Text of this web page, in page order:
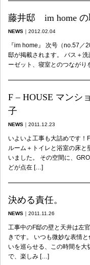
藤井邸 im home の
NEWS ｜ 2012.02.04
『im home』 次号（no.57
邸が掲載されます。 バス＋
ーゼット、寝室とのつなが
F – HOUSE マンシ
子
NEWS ｜ 2011.12.23
いよいよ工事も大詰めです！
ルーム＋トイレと浴室の床と
いました。 その空間に、
どが点在 […]
決める責任。
NEWS ｜ 2011.11.26
工事中のF邸の壁と天井は左
きです。 いつも微妙な表情
いを巡らせる、この時間を大
で、楽しみ […]